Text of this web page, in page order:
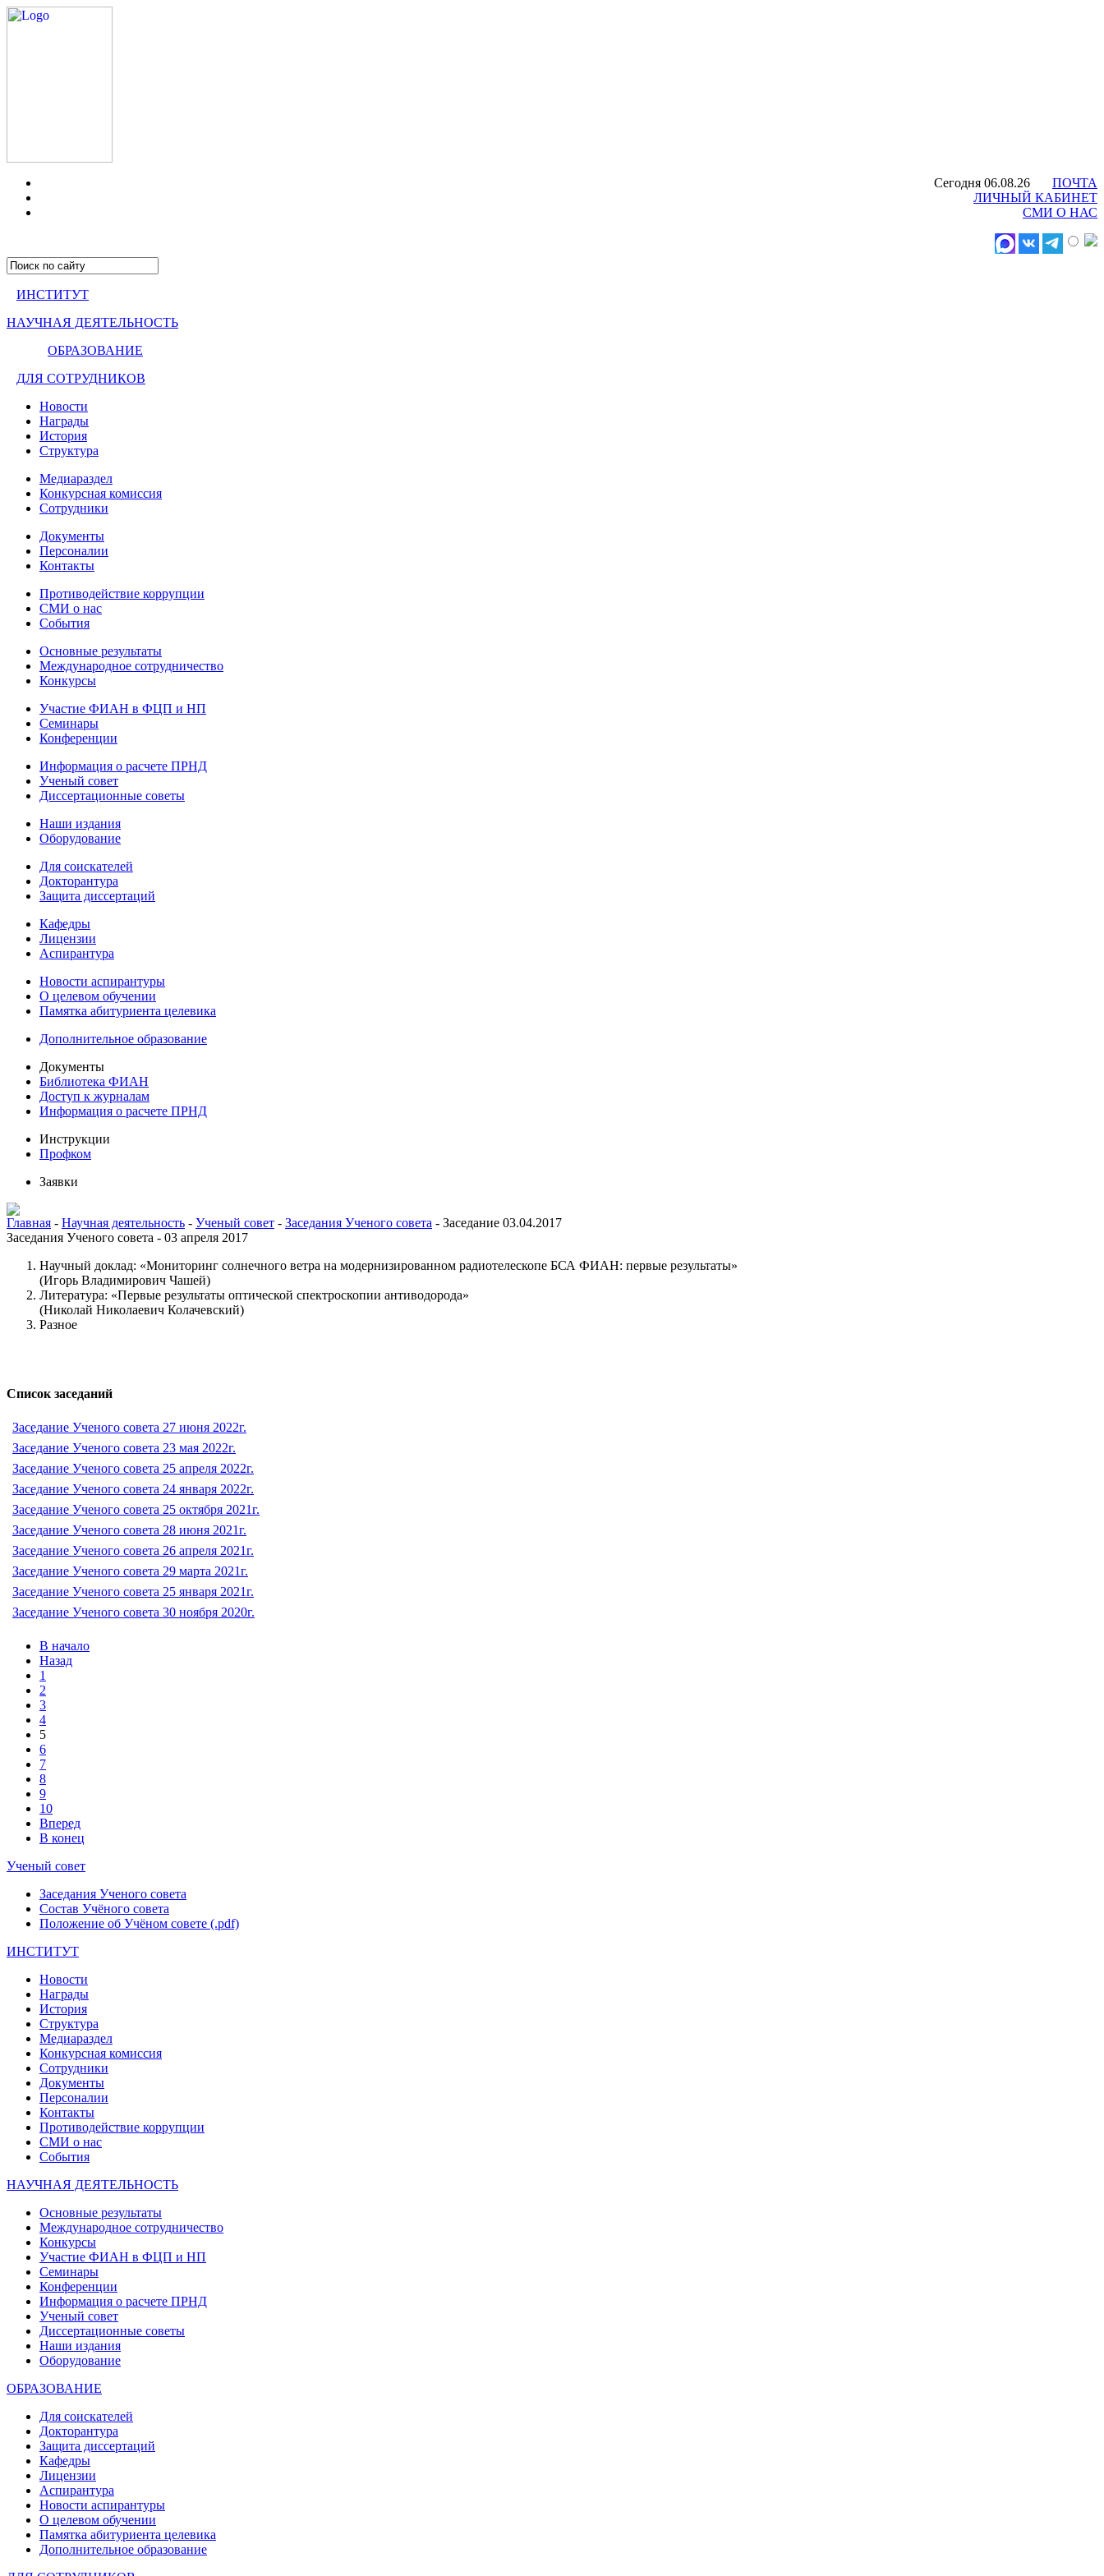
Сегодня 06.08.26
ПОЧТА
ЛИЧНЫЙ КАБИНЕТ
СМИ О НАС
ИНСТИТУТ
НАУЧНАЯ ДЕЯТЕЛЬНОСТЬ
ОБРАЗОВАНИЕ
ДЛЯ СОТРУДНИКОВ
Новости
Награды
История
Структура
Медиараздел
Конкурсная комиссия
Сотрудники
Документы
Персоналии
Контакты
Противодействие коррупции
СМИ о нас
События
Основные результаты
Международное сотрудничество
Конкурсы
Участие ФИАН в ФЦП и НП
Семинары
Конференции
Информация о расчете ПРНД
Ученый совет
Диссертационные советы
Наши издания
Оборудование
Для соискателей
Докторантура
Защита диссертаций
Кафедры
Лицензии
Аспирантура
Новости аспирантуры
О целевом обучении
Памятка абитуриента целевика
Дополнительное образование
Документы
Библиотека ФИАН
Доступ к журналам
Информация о расчете ПРНД
Инструкции
Профком
Заявки
Главная - Научная деятельность - Ученый совет - Заседания Ученого совета - Заседание 03.04.2017
Заседания Ученого совета - 03 апреля 2017
Научный доклад: «Мониторинг солнечного ветра на модернизированном радиотелескопе БСА ФИАН: первые результаты»
(Игорь Владимирович Чашей)
Литература: «Первые результаты оптической спектроскопии антиводорода»
(Николай Николаевич Колачевский)
Разное
Список заседаний
Заседание Ученого совета 27 июня 2022г.
Заседание Ученого совета 23 мая 2022г.
Заседание Ученого совета 25 апреля 2022г.
Заседание Ученого совета 24 января 2022г.
Заседание Ученого совета 25 октября 2021г.
Заседание Ученого совета 28 июня 2021г.
Заседание Ученого совета 26 апреля 2021г.
Заседание Ученого совета 29 марта 2021г.
Заседание Ученого совета 25 января 2021г.
Заседание Ученого совета 30 ноября 2020г.
В начало
Назад
1
2
3
4
5
6
7
8
9
10
Вперед
В конец
Ученый совет
Заседания Ученого совета
Состав Учёного совета
Положение об Учёном совете (.pdf)
ИНСТИТУТ
Новости
Награды
История
Структура
Медиараздел
Конкурсная комиссия
Сотрудники
Документы
Персоналии
Контакты
Противодействие коррупции
СМИ о нас
События
НАУЧНАЯ ДЕЯТЕЛЬНОСТЬ
Основные результаты
Международное сотрудничество
Конкурсы
Участие ФИАН в ФЦП и НП
Семинары
Конференции
Информация о расчете ПРНД
Ученый совет
Диссертационные советы
Наши издания
Оборудование
ОБРАЗОВАНИЕ
Для соискателей
Докторантура
Защита диссертаций
Кафедры
Лицензии
Аспирантура
Новости аспирантуры
О целевом обучении
Памятка абитуриента целевика
Дополнительное образование